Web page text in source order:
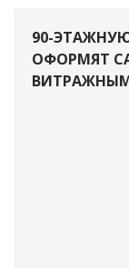
90-
ОФОРМЯТ